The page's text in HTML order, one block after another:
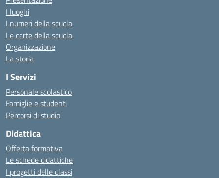
I luoghi
I numeri della scuola
Le carte della scuola
Organizzazione
La storia
I Servizi
Personale scolastico
Famiglie e studenti
Percorsi di studio
Didattica
Offerta formativa
Le schede didattiche
I progetti delle classi